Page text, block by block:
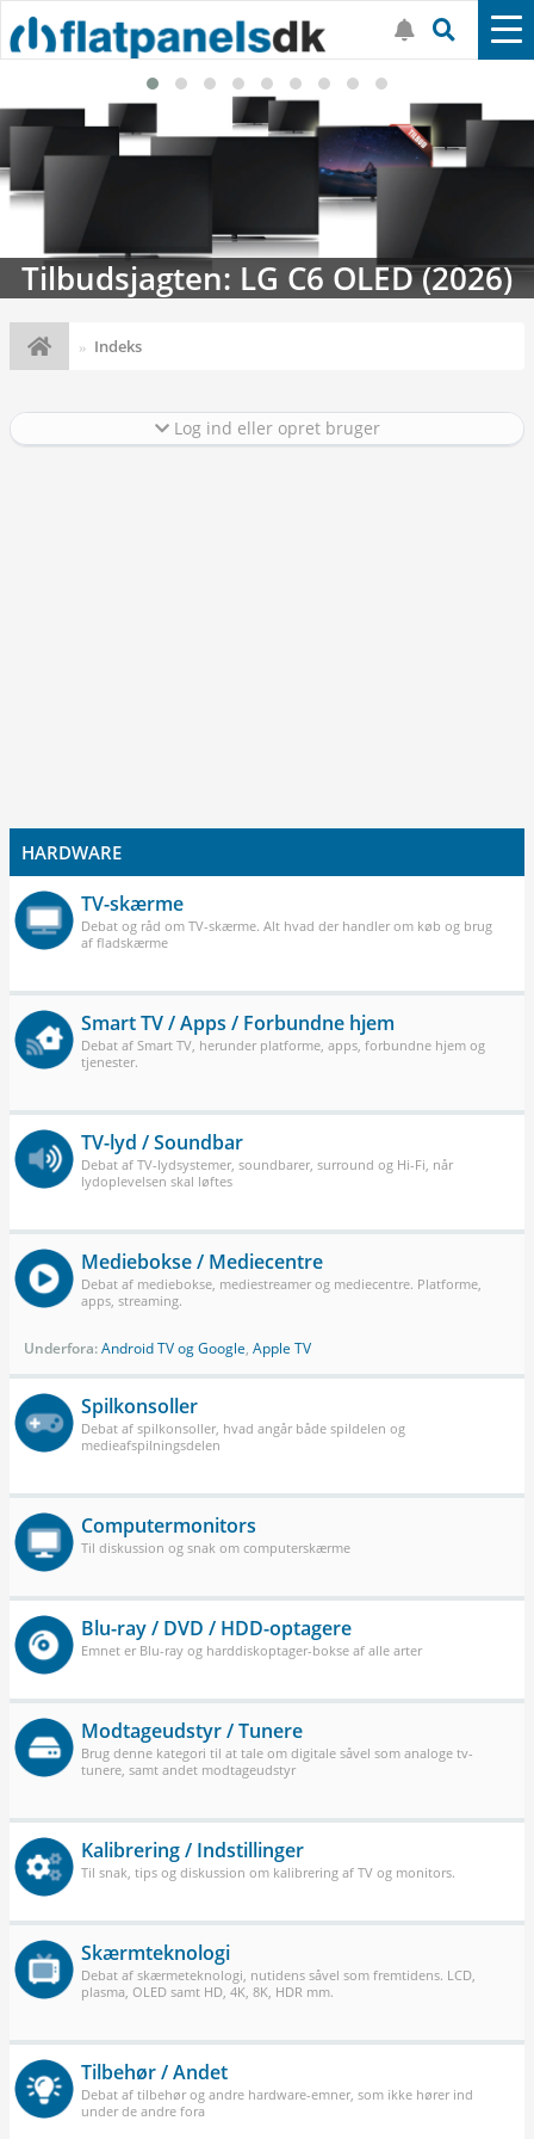
Tilbudsjagten: LG C6 OLED (2026)
Indeks
Log ind eller opret bruger
HARDWARE
TV-skærme
Debat og råd om TV-skærme. Alt hvad der handler om køb og brug
af fladskærme
Smart TV / Apps / Forbundne hjem
Debat af Smart TV, herunder platforme, apps, forbundne hjem og
tjenester.
TV-lyd / Soundbar
Debat af TV-lydsystemer, soundbarer, surround og Hi-Fi, når
lydoplevelsen skal løftes
Mediebokse / Mediecentre
Debat af mediebokse, mediestreamer og mediecentre. Platforme,
apps, streaming.
Underfora:Android TV og Google, Apple TV
Spilkonsoller
Debat af spilkonsoller, hvad angår både spildelen og
medieafspilningsdelen
Computermonitors
Til diskussion og snak om computerskærme
Blu-ray / DVD / HDD-optagere
Emnet er Blu-ray og harddiskoptager-bokse af alle arter
Modtageudstyr / Tunere
Brug denne kategori til at tale om digitale såvel som analoge tv-
tunere, samt andet modtageudstyr
Kalibrering / Indstillinger
Til snak, tips og diskussion om kalibrering af TV og monitors.
Skærmteknologi
Debat af skærmeteknologi, nutidens såvel som fremtidens. LCD,
plasma, OLED samt HD, 4K, 8K, HDR mm.
Tilbehør / Andet
Debat af tilbehør og andre hardware-emner, som ikke hører ind
under de andre fora